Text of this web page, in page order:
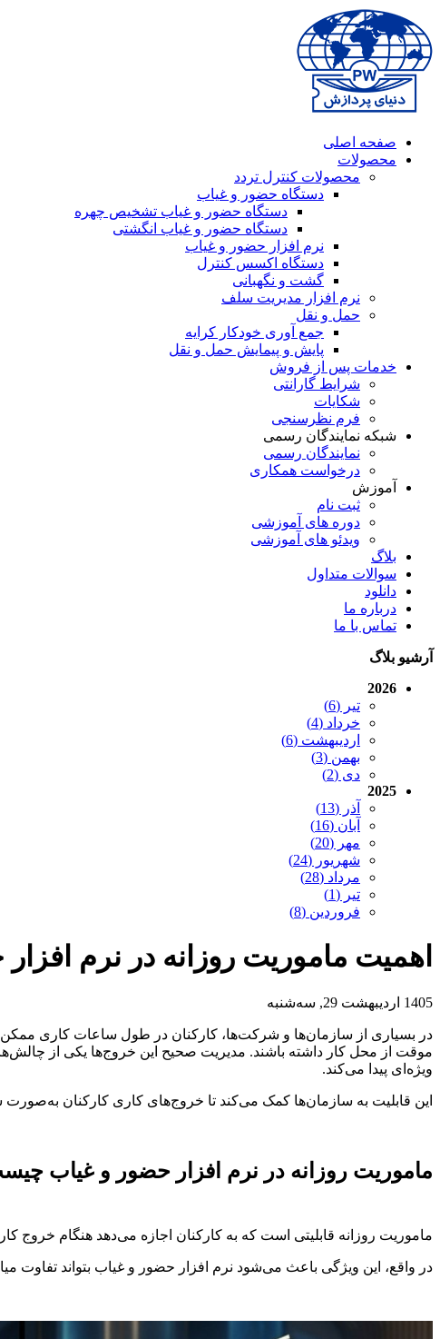
صفحه اصلی
محصولات
محصولات کنترل تردد
دستگاه حضور و غیاب
دستگاه حضور و غیاب تشخیص چهره
دستگاه حضور و غیاب انگشتی
نرم افزار حضور و غیاب
دستگاه اکسس کنترل
گشت و نگهبانی
نرم افزار مدیریت سلف
حمل و نقل
جمع آوری خودکار کرایه
پایش و پیمایش حمل و نقل
خدمات پس از فروش
شرایط گارانتی
شکایات
فرم نظرسنجی
شبکه نمایندگان رسمی
نمایندگان رسمی
درخواست همکاری
آموزش
ثبت نام
دوره های آموزشی
ویدئو های آموزشی
بلاگ
سوالات متداول
دانلود
درباره ما
تماس با ما
آرشیو بلاگ
2026
تیر (6)
خرداد (4)
اردیبهشت (6)
بهمن (3)
دی (2)
2025
آذر (13)
آبان (16)
مهر (20)
شهریور (24)
مرداد (28)
تیر (1)
فروردین (8)
اهمیت ماموریت روزانه در نرم
1405 اردیبهشت 29, سه‌شنبه
در بسیاری از سازمان‌ها و شرکت‌ها، کارکنان در طول ساعات کاری ممکن
موقت از محل کار داشته باشند. مدیریت صحیح این خروج‌ها یکی از
ویژه‌ای پیدا می‌کند.
این قابلیت به سازمان‌ها کمک می‌کند تا خروج‌های کاری کارکنان
ماموریت روزانه در نرم‌ افزار حضور و غیاب
ماموریت روزانه قابلیتی است که به کارکنان اجازه می‌دهد هنگام خروج
در واقع، این ویژگی باعث می‌شود نرم‌ افزار حضور و غیاب بتواند